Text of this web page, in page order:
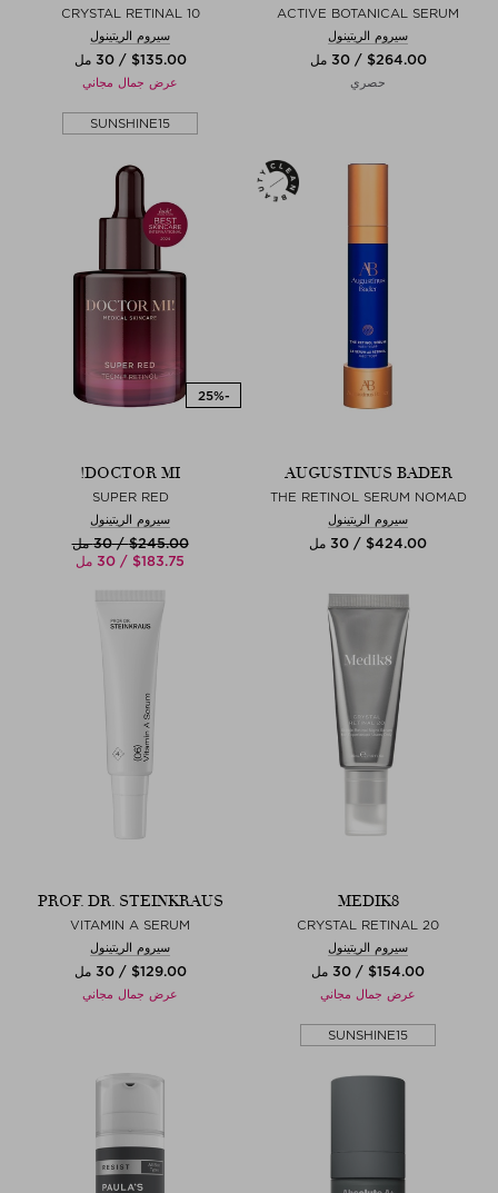
ACTIVE BOTANICAL SERUM
سيروم الريتينول
$‌264.00 / 30 مل
حصري
CRYSTAL RETINAL 10
سيروم الريتينول
$‌135.00 / 30 مل
عرض جمال مجاني
SUNSHINE15
AUGUSTINUS BADER
THE RETINOL SERUM NOMAD
سيروم الريتينول
$‌424.00 / 30 مل
DOCTOR MI!
SUPER RED
سيروم الريتينول
$‌245.00 / 30 مل
$‌183.75 / 30 مل
MEDIK8
CRYSTAL RETINAL 20
سيروم الريتينول
$‌154.00 / 30 مل
عرض جمال مجاني
SUNSHINE15
PROF. DR. STEINKRAUS
VITAMIN A SERUM
سيروم الريتينول
$‌129.00 / 30 مل
عرض جمال مجاني